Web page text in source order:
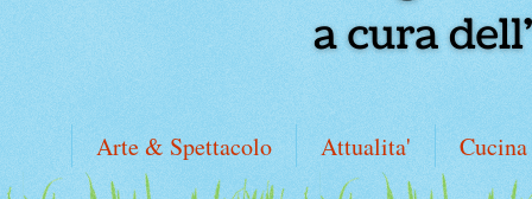
Arte & Spettacolo Attualita' Cucina